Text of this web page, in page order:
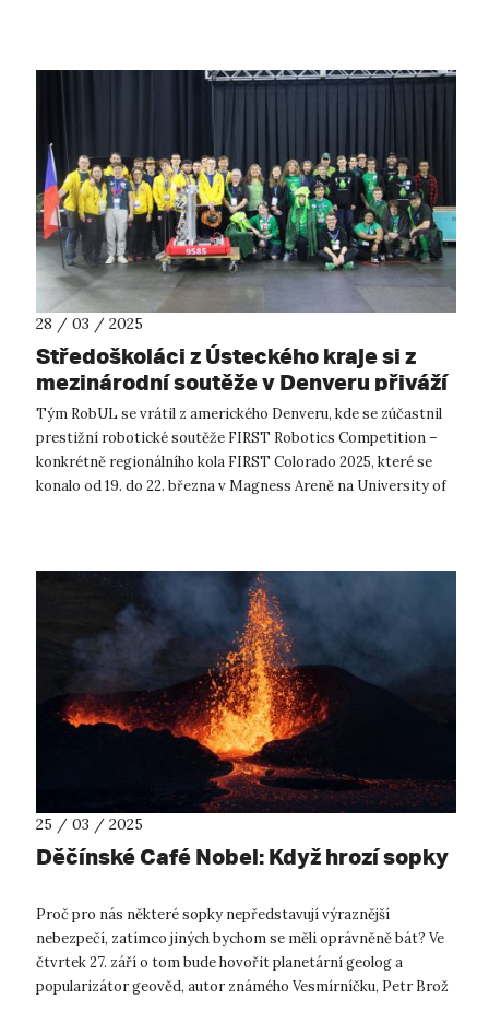
28 / 03 / 2025
Středoškoláci z Ústeckého kraje si z
mezinárodní soutěže v Denveru přiváží
cenné zkušenosti
Tým RobUL se vrátil z amerického Denveru, kde se zúčastnil
prestižní robotické soutěže FIRST Robotics Competition –
konkrétně regionálního kola FIRST Colorado 2025, které se
konalo od 19. do 22. března v Magness Areně na University of
25 / 03 / 2025
Děčínské Café Nobel: Když hrozí sopky
Proč pro nás některé sopky nepředstavují výraznější
nebezpečí, zatímco jiných bychom se měli oprávněně bát? Ve
čtvrtek 27. září o tom bude hovořit planetární geolog a
popularizátor geověd, autor známého Vesmírníčku, Petr Brož